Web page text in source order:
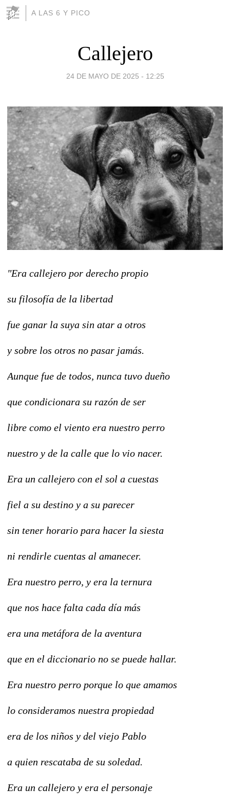
A LAS 6 Y PICO
Callejero
24 DE MAYO DE 2025 - 12:25
"Era callejero por derecho propio
su filosofía de la libertad
fue ganar la suya sin atar a otros
y sobre los otros no pasar jamás.
Aunque fue de todos, nunca tuvo dueño
que condicionara su razón de ser
libre como el viento era nuestro perro
nuestro y de la calle que lo vio nacer.
Era un callejero con el sol a cuestas
fiel a su destino y a su parecer
sin tener horario para hacer la siesta
ni rendirle cuentas al amanecer.
Era nuestro perro, y era la ternura
que nos hace falta cada día más
era una metáfora de la aventura
que en el diccionario no se puede hallar.
Era nuestro perro porque lo que amamos
lo consideramos nuestra propiedad
era de los niños y del viejo Pablo
a quien rescataba de su soledad.
Era un callejero y era el personaje